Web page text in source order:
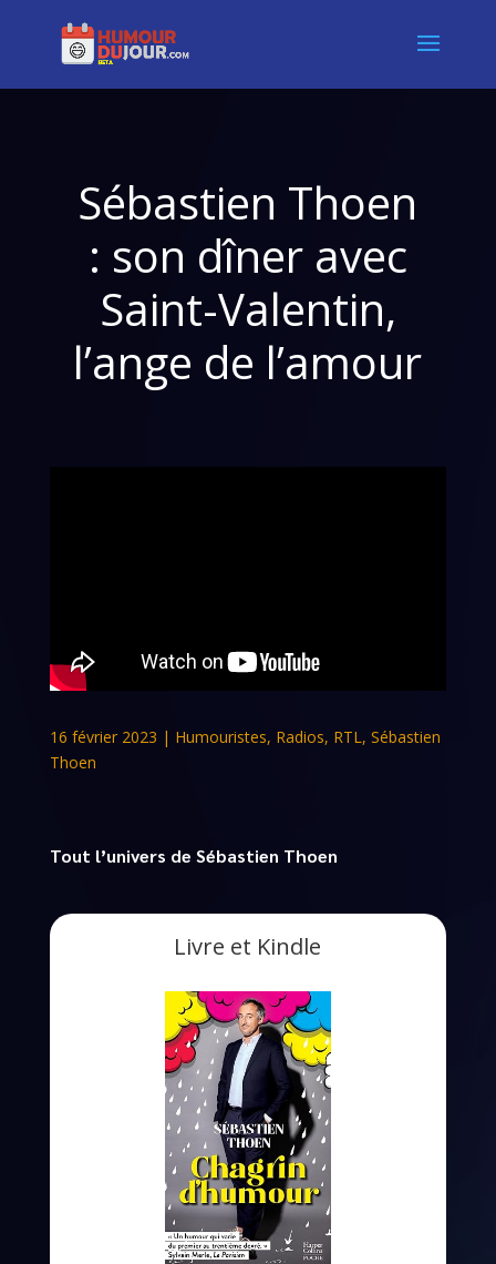
Sébastien Thoen
: son dîner avec
Saint-Valentin,
l’ange de l’amour
16 février 2023 | Humouristes, Radios, RTL , Sébastien
Thoen
Tout l’univers de Sébastien Thoen
Livre et Kindle